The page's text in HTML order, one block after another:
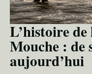
L’histoire de
Mouche : de
aujourd’hui